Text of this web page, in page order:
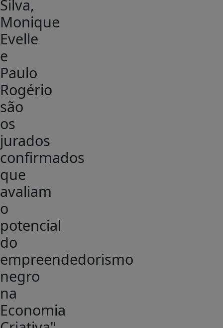
Silva,
Monique
Evelle
e
Paulo
Rogério
são
os
jurados
confirmados
que
avaliam
o
potencial
do
empreendedorismo
negro
na
Economia